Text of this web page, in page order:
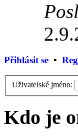
Přihlásit se •
Uživatelské jméno:
Kdo je